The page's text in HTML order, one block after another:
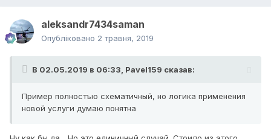
aleksandr7434saman
Опубліковано 2 травня, 2019
В 02.05.2019 в 06:33, Pavel159 сказав:
Пример полностъю схематичный, но логика применения
новой услуги думаю понятна